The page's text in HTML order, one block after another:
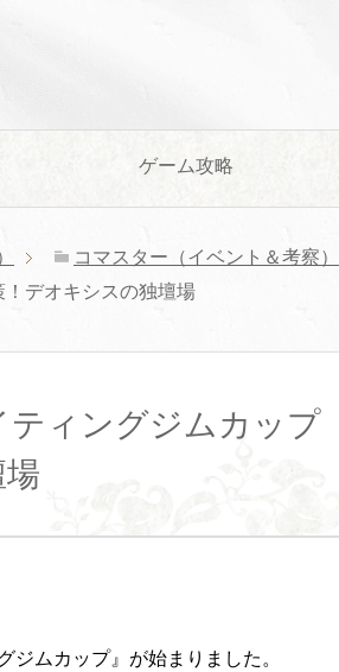
ゲーム攻略
コマスター（イベント＆考察）
！デオキシスの独壇場
ティングジムカップ
ムカップ』が始まりました。